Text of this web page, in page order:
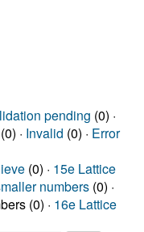
pending (0) ·
· Invalid (0) · Error
(0) · 15e Lattice
numbers (0) ·
(0) · 16e Lattice